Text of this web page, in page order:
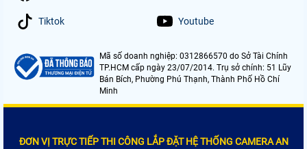
Tiktok Youtube
Mã số doanh nghiệp: 0312866570 do Sở Tài Chính
TP.HCM cấp ngày 23/07/2014. Trụ sở chính: 51 Lũy
Bán Bích, Phường Phú Thạnh, Thành Phố Hồ Chí
Minh
ĐƠN VỊ TRỰC TIẾP THI CÔNG LẮP ĐẶT HỆ THỐNG CAMERA AN